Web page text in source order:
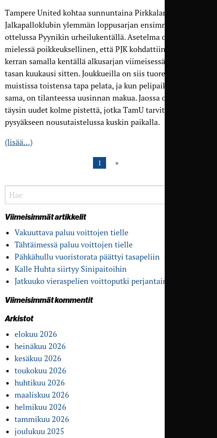
Tampere United kohtaa sunnuntaina Pirkkalan
Jalkapalloklubin ylemmän loppusarjan ensimmäisessä
ottelussa Pyynikin urheilukentällä. Asetelma on siinä
mielessä poikkeuksellinen, että PJK kohdattiin edellisen
kerran samalla kentällä alkusarjan viimeisessä kotiottelussa
tasan kuukausi sitten. Joukkueilla on siis tuoreessa
muistissa toistensa tapa pelata, ja kun pelipaikkakin on
sama, on tilanteessa uusinnan makua. Jaossa on kuitenkin
täysin uudet kolme pistettä, jotka TamU tarvitsee
pysyäkseen nousutaistelussa kuskin paikalla.
(lisää…)
1
Viimeisimmät artikkelit
Vakuuttava paluu voittojen tielle
Tähtäimessä paluu voittojen tielle
Pähkähullu vuoristo­rata päättyi tasapeliin
Kalle Huhta siirtyy Sinipaitoihin
Jatkuuko vieras­pelien voitto­putki perjantaina?
Viimeisimmät kommentit
Arkistot
elokuu 2026
heinäkuu 2026
kesäkuu 2026
toukokuu 2026
huhtikuu 2026
maaliskuu 2026
helmikuu 2026
tammikuu 2026
joulukuu 2025